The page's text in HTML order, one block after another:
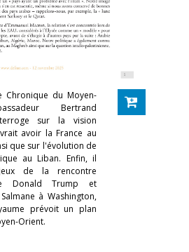
Chronique du Moyen-
Bertrand
sur la vision
avoir la France au
que sur l'évolution de
au Liban. Enfin, il
de la rencontre
Donald Trump et
à Washington,
prévoit un plan
Orient.